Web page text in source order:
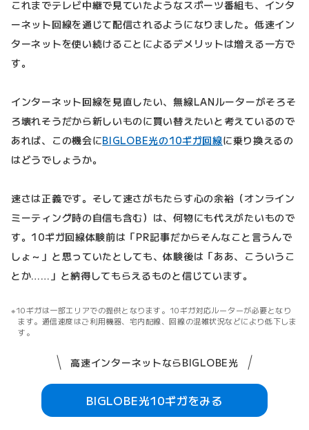
これまでテレビ中継で見ていたようなスポーツ番組も、インタ
ーネット回線を通じて配信されるようになりました。低速イン
ターネットを使い続けることによるデメリットは増える一方で
す。
インターネット回線を見直したい、無線LANルーターがそろそ
ろ壊れそうだから新しいものに買い替えたいと考えているので
あれば、この機会にBIGLOBE光の10ギガ回線に乗り換えるの
はどうでしょうか。
速さは正義です。そして速さがもたらす心の余裕（オンライン
ミーティング時の自信も含む）は、何物にも代えがたいもので
す。10ギガ回線体験前は「PR記事だからそんなこと言うんで
しょ～」と思っていたとしても、体験後は「ああ、こういうこ
とか……」と納得してもらえるものと信じています。
10ギガは一部エリアでの提供となります。10ギガ対応ルーターが必要となり
ます。通信速度はご利用機器、宅内配線、回線の混雑状況などにより低下しま
す。
高速インターネットならBIGLOBE光
BIGLOBE光10ギガをみる